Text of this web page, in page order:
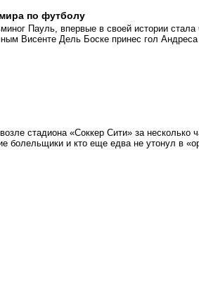
по футболу
Пауль, впервые в своей истории
Висенте Дель Боске принес гол
стадиона «Соккер Сити» за
болельщики и кто еще едва не утонул в